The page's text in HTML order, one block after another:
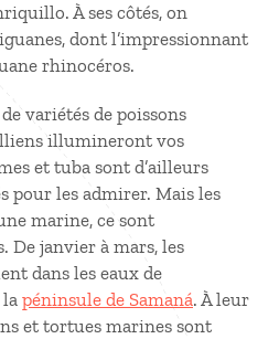
À ses côtés, on
dont l’impressionnant
rhinocéros.
variétés de poissons
illumineront vos
et tuba sont d’ailleurs
pour les admirer. Mais les
marine, ce sont
De janvier à mars, les
dans les eaux de
la péninsule de Samaná. À leur
et tortues marines sont